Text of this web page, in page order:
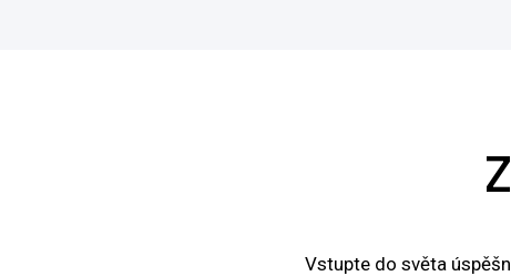
Vstupte do světa